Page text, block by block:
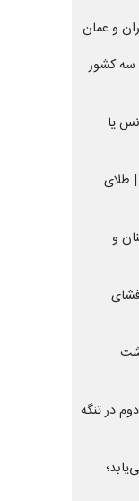
و عمان
سه کشور
انتخابات ۲۰۲۸ /ونس یا
قیمت طلا و سکه امروز ۱۶ مرداد ۱۴۰۵ | طلای
و
در تنگه